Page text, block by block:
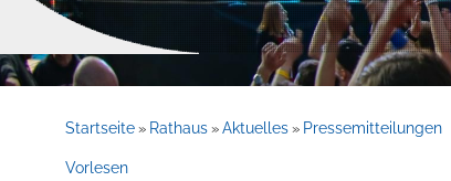
Startseite » Rathaus » Aktuelles » Pressemitteilungen
Vorlesen